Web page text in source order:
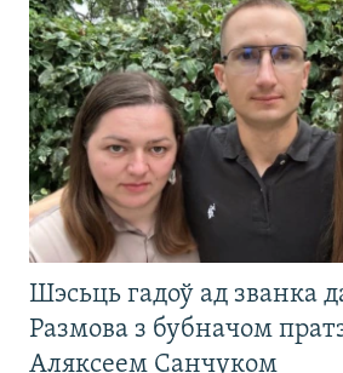
Шэсьць гадоў ад званка
Размова з бубначом
Аляксеем Санчуком